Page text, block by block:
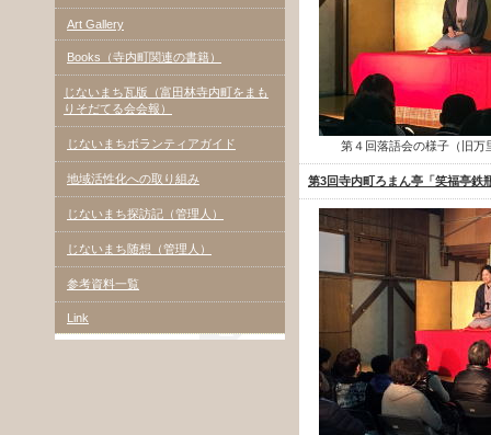
第４回落語会の様子（旧万
第3回寺内町ろまん亭「笑福亭
Art Gallery
Books（寺内町関連の書籍）
じないまち瓦版（富田林寺内町をまも
りそだてる会会報）
じないまちボランティアガイド
地域活性化への取り組み
じないまち探訪記（管理人）
じないまち随想（管理人）
参考資料一覧
Link